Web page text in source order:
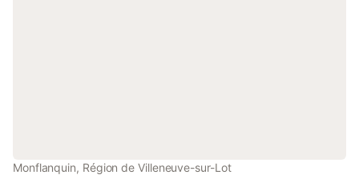
Monflanquin, Région de Villeneuve-sur-Lot